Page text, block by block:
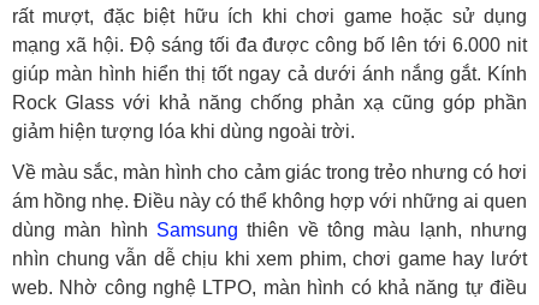
rất mượt, đặc biệt hữu ích khi chơi game hoặc sử dụng
mạng xã hội. Độ sáng tối đa được công bố lên tới 6.000 nit
giúp màn hình hiển thị tốt ngay cả dưới ánh nắng gắt. Kính
Rock Glass với khả năng chống phản xạ cũng góp phần
giảm hiện tượng lóa khi dùng ngoài trời.
Về màu sắc, màn hình cho cảm giác trong trẻo nhưng có hơi
ám hồng nhẹ. Điều này có thể không hợp với những ai quen
dùng màn hình Samsung thiên về tông màu lạnh, nhưng
nhìn chung vẫn dễ chịu khi xem phim, chơi game hay lướt
web. Nhờ công nghệ LTPO, màn hình có khả năng tự điều